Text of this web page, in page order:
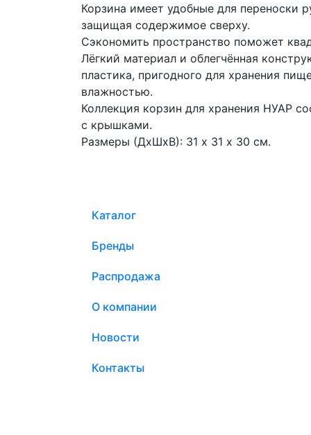
Корзина имеет удобные для переноски
защищая содержимое сверху.
Сэкономить пространство поможет
Лёгкий материал и облегчённая
пластика, пригодного для хранения
влажностью.
Коллекция корзин для хранения НУАР
с крышками.
Размеры (ДхШхВ): 31 х 31 х 30 см.
Каталог
Бренды
Распродажа
О компании
Новости
Контакты